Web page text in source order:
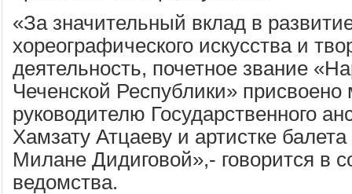
«За значительный вклад в
хореографического искусства и
деятельность, почетное звание
Чеченской Республики»
руководителю Государственного
Хамзату Атцаеву и артистке
Милане Дидиговой»,- говорится в
ведомства.